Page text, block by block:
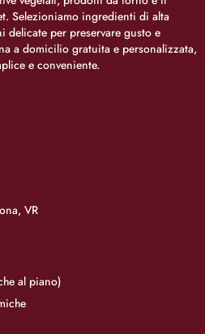
Selezioniamo ingredienti di alta
per preservare gusto e
a domicilio gratuita e personalizzata,
e conveniente.
VR
al piano)